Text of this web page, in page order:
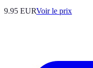
9.95 EURVoir le prix